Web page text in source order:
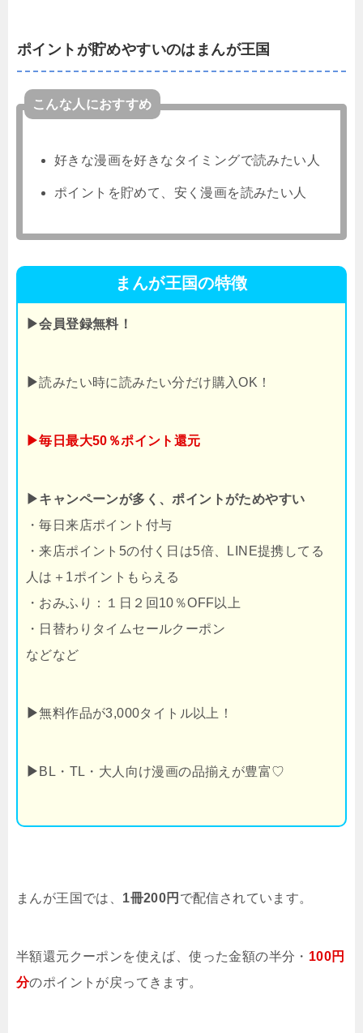
ポイントが貯めやすいのはまんが王国
こんな人におすすめ
好きな漫画を好きなタイミングで読みたい人
ポイントを貯めて、安く漫画を読みたい人
まんが王国の特徴
▶会員登録無料！
▶読みたい時に読みたい分だけ購入OK！
▶毎日最大50％ポイント還元
▶キャンペーンが多く、ポイントがためやすい
・毎日来店ポイント付与
・来店ポイント5の付く日は5倍、LINE提携してる
人は＋1ポイントもらえる
・おみふり：１日２回10％OFF以上
・日替わりタイムセールクーポン
などなど
▶無料作品が3,000タイトル以上！
▶ BL・TL・大人向け漫画の品揃えが豊富♡
まんが王国では、 1冊200円 で配信されています。
半額還元クーポンを使えば、使った金額の半分・ 100円
分のポイントが戻ってきます。